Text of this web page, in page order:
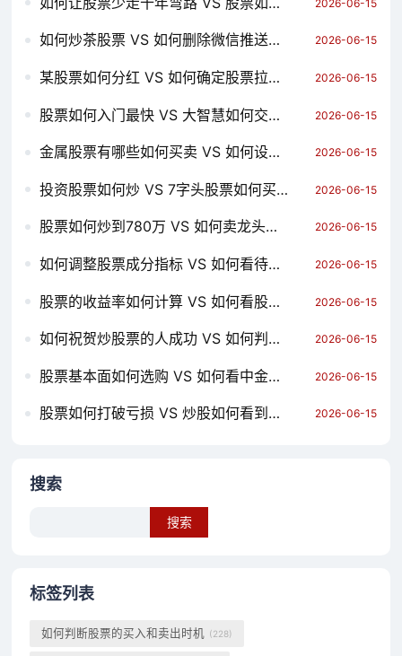
2026-06-15
如何炒茶股票 VS 如何删除微信推送股票 哪个对你更有用？ 2026-06-15
某股票如何分红 VS 如何确定股票拉升起暴点 哪个对你更有用？ 2026-06-15
股票如何入门最快 VS 大智慧如何交易股票 哪个对你更有用？ 2026-06-15
金属股票有哪些如何买卖 VS 如何设置股票价位提醒 哪个对你更有用？ 2026-06-15
投资股票如何炒 VS 7字头股票如何买 哪个对你更有用？ 2026-06-15
股票如何炒到780万 VS 如何卖龙头股票赚钱 哪个对你更有用？ 2026-06-15
如何调整股票成分指标 VS 如何看待苹果股票信号线 哪个对你更有用？ 2026-06-15
股票的收益率如何计算 VS 如何看股票长势图入门 哪个对你更有用？ 2026-06-15
如何祝贺炒股票的人成功 VS 如何判断高质量股票涨跌 哪个对你更有用？ 2026-06-15
股票基本面如何选购 VS 如何看中金股票持仓 哪个对你更有用？ 2026-06-15
股票如何打破亏损 VS 炒股如何看到好股票排名 哪个对你更有用？ 2026-06-15
搜索
标签列表
如何判断股票的买入和卖出时机 (228)